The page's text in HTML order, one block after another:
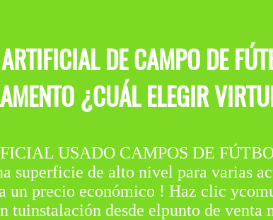
DE CAMPO DE
¿CUÁL ELEGIR
USADO CAMPOS DE
superficie de alto nivel para varias
un precio económico ! Haz clic
tuinstalación desde elpunto de venta